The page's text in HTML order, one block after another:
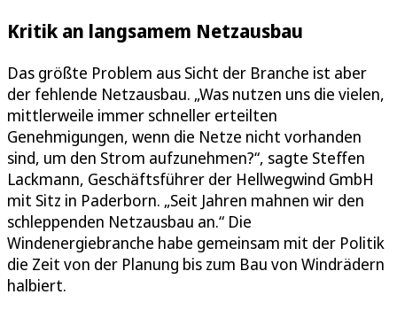
Kritik an langsamem Netzausbau
Das größte Problem aus Sicht der Branche ist aber
der fehlende Netzausbau. „Was nutzen uns die vielen,
mittlerweile immer schneller erteilten
Genehmigungen, wenn die Netze nicht vorhanden
sind, um den Strom aufzunehmen?“, sagte Steffen
Lackmann, Geschäftsführer der Hellwegwind GmbH
mit Sitz in Paderborn. „Seit Jahren mahnen wir den
schleppenden Netzausbau an.“ Die
Windenergiebranche habe gemeinsam mit der Politik
die Zeit von der Planung bis zum Bau von Windrädern
halbiert.